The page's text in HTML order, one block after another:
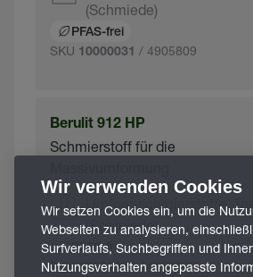
(Schmiede)
PFAS-frei
SKU 10000031 / 4905809
Berulit 912 HP
Schmierstoff für die
Umformschmierstoffe,
(Schmiede)
PFAS-frei
SKU10000026/ 4900209
Wir verwenden Cookies
Wir setzen Cookies ein, um die
Webseiten zu analysieren,
Surfverlaufs, Suchbegriffen und
Nutzungsverhalten angepasste